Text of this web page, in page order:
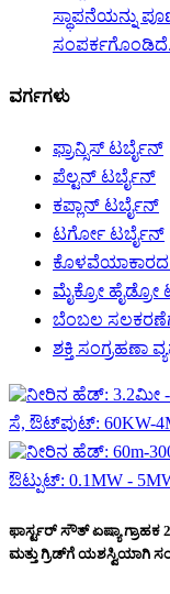
ಸ್ಥಾಪನೆಯನ್ನು
ಸಂಪರ್ಕಗೊಂಡಿದೆ.
ವರ್ಗಗಳು
ಫ್ರಾನ್ಸಿಸ್ ಟರ್ಬೈನ್
ಪೆಲ್ಟನ್ ಟರ್ಬೈನ್
ಕಪ್ಲಾನ್ ಟರ್ಬೈನ್
ಟರ್ಗೋ ಟರ್ಬೈನ್
ಮೈಕ್ರೋ ಹೈಡ್ರೋ
ಬೆಂಬಲ
ಶಕ್ತಿ ಸಂಗ್ರಹಣಾ
ಫಾರ್ಸ್ಟರ್ ಸೌತ್ ಏಷ್ಯಾ ಗ್ರಾಹಕ
ಮತ್ತು ಗ್ರಿಡ್‌ಗೆ ಯಶಸ್ವಿಯಾಗಿ